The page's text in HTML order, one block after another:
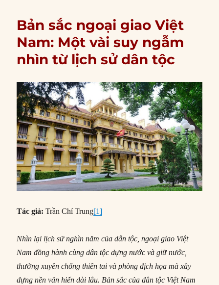
Bản sắc ngoại giao Việt
Nam: Một vài suy ngẫm
nhìn từ lịch sử dân tộc
Tác giả:Trần Chí Trung[1]
Nhìn lại lịch sử nghìn năm của dân tộc, ngoại giao Việt
Nam đồng hành cùng dân tộcdựng nước và giữ nước,
thường xuyên chống thiên tai và phòng địch họa mà xây
dựng nền văn hiến dài lâu. Bản sắc của dân tộc Việt Nam